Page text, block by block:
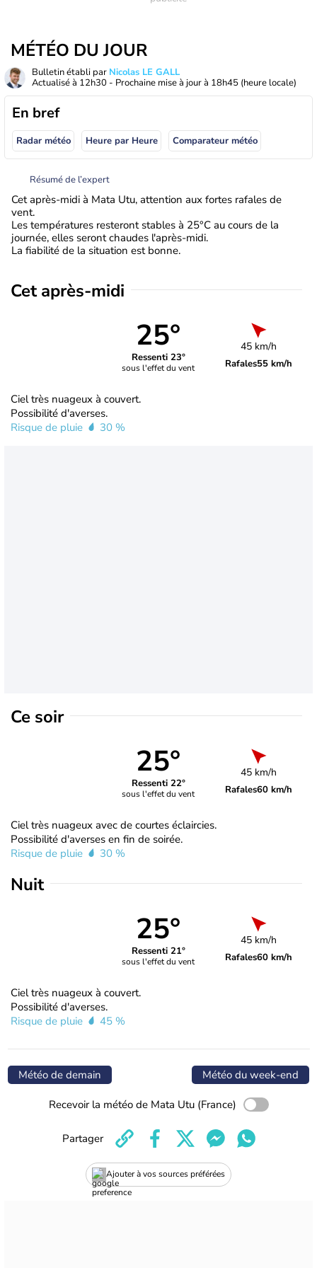
MÉTÉO DU JOUR
Bulletin établi par Nicolas LE GALL
Actualisé à 12h30 - Prochaine mise à jour à 18h45 (heure locale)
En bref
Radar météo Heure par Heure Comparateur météo
Résumé de l’expert
Cet après-midi à Mata Utu, attention aux fortes rafales de
vent.
Les températures resteront stables à 25°C au cours de la
journée, elles seront chaudes l'après-midi.
La fiabilité de la situation est bonne.
Cet après-midi
25°
Ressenti 23°
sous l'effet du vent
45 km/h
Rafales55 km/h
Ciel très nuageux à couvert.
Possibilité d'averses.
Risque de pluie
30 %
Ce soir
25°
Ressenti 22°
sous l'effet du vent
45 km/h
Rafales60 km/h
Ciel très nuageux avec de courtes éclaircies.
Possibilité d'averses en fin de soirée.
Risque de pluie
30 %
Nuit
25°
Ressenti 21°
sous l'effet du vent
45 km/h
Rafales60 km/h
Ciel très nuageux à couvert.
Possibilité d'averses.
Risque de pluie
45 %
Météo de demain Météo du week-end
Recevoir la météo de Mata Utu (France)
Ajouter à vos sources préférées
Partager